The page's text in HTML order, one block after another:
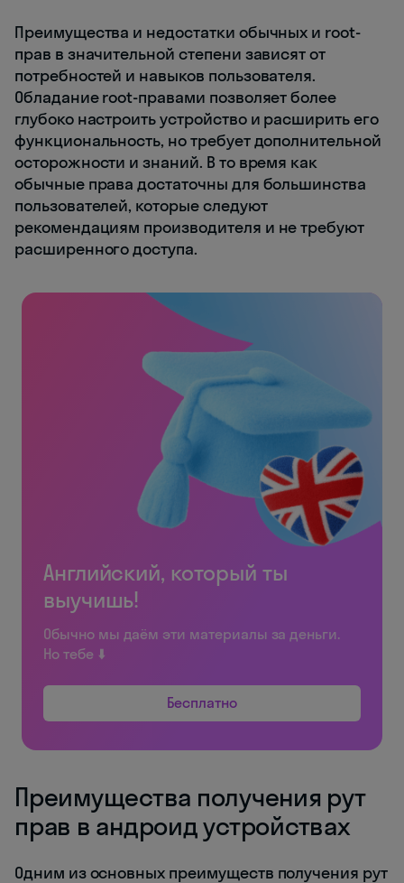
Преимущества и недостатки обычных и root-
прав в значительной степени зависят от
потребностей и навыков пользователя.
Обладание root-правами позволяет более
глубоко настроить устройство и расширить его
функциональность, но требует дополнительной
осторожности и знаний. В то время как
обычные права достаточны для большинства
пользователей, которые следуют
рекомендациям производителя и не требуют
расширенного доступа.
Английский, который ты
выучишь!
Обычно мы даём эти материалы за деньги.
Но тебе ⬇️
Бесплатно
Преимущества получения рут
прав в андроид устройствах
Одним из основных преимуществ получения рут